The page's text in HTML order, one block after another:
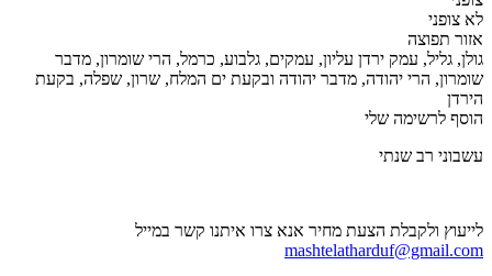
לא צופני
אזור תפוצה
גולן, גליל, עמק ירדן עליון, עמקים, גלבוע, כרמל, הרי שומרון, מדבר
שומרון, הרי יהודה, מדבר יהודה ובקעת ים המלח, שרון, שפלה, בקעת
הירדן
הוסף לרשימה שלי
עשבוני רב שנתי
לייעוץ ולקבלת הצעת מחיר אנא צרו איתנו קשר במייל
mashtelatharduf@gmail.com